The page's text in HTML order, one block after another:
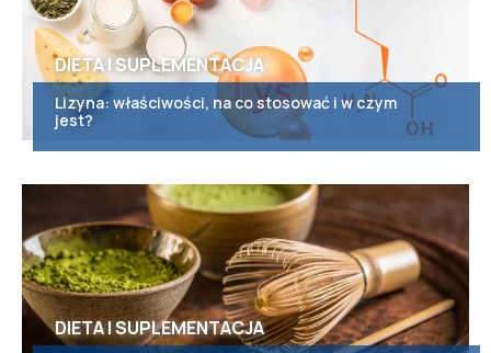
DIETA I SUPLEMENTACJA
Lizyna: właściwości, na co stosować i w czym
jest?
DIETA I SUPLEMENTACJA